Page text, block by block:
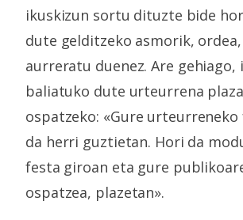
ikuskizun sortu dituzte bide
dute gelditzeko asmorik,
aurreratu duenez. Are gehiago,
baliatuko dute urteurrena
ospatzeko: «Gure
da herri guztietan. Hori da
festa giroan eta gure
ospatzea, plazetan».